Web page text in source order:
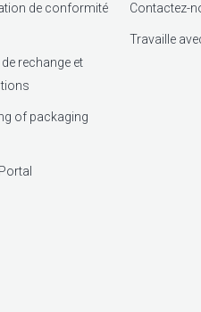
de conformité
rechange et
of packaging
Contactez-
Travaille